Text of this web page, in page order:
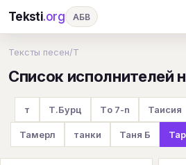
Teksti.org АБВ
И К Л М Н
Т У Ф Х Ц
Я B
H I J K
Тексты песен/Т
Список исполнителей
т Т.Бурц Тo 7-n Таисия
Тамерл танки Таня Б